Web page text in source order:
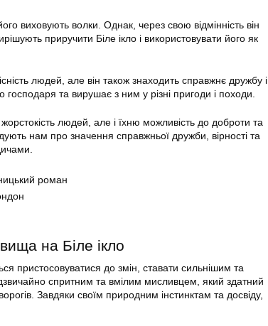
виховують волки. Однак, через свою відмінність він
приручити Біле ікло і використовувати його як
людей, але він також знаходить справжнє дружбу і
та вирушає з ним у різні пригоди і походи.
людей, але і їхню можливість до доброти та
нам про значення справжньої дружби, вірності та
роман
на Біле ікло
пристосовуватися до змін, ставати сильнішим та
спритним та вмілим мисливцем, який здатний
Завдяки своїм природним інстинктам та досвіду,